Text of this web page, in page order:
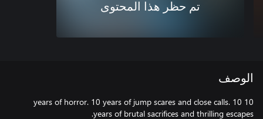
تم حظر هذا المحتوى
الوصف
10 years of horror. 10 years of jump scares and close calls. 10